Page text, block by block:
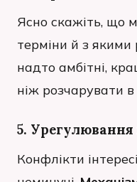
Ясно скажіть, що
терміни й з якими
надто амбітні,
ніж розчарувати в
5. Урегулювання
Конфлікти